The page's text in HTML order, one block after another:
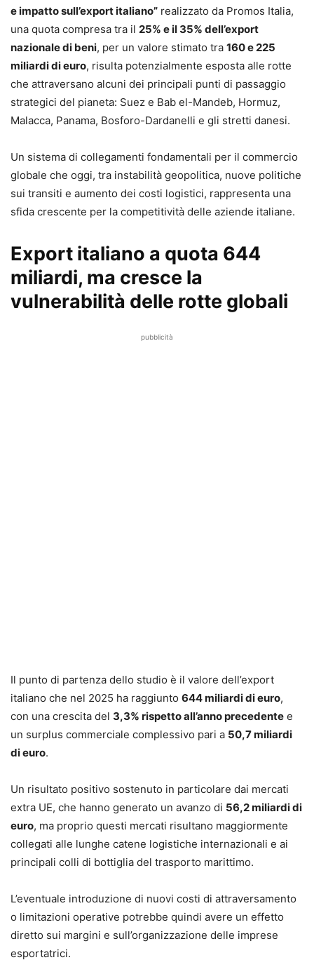
e impatto sull’export italiano” realizzato da Promos Italia,
una quota compresa tra il 25% e il 35% dell’export
nazionale di beni, per un valore stimato tra 160 e 225
miliardi di euro, risulta potenzialmente esposta alle rotte
che attraversano alcuni dei principali punti di passaggio
strategici del pianeta: Suez e Bab el-Mandeb, Hormuz,
Malacca, Panama, Bosforo-Dardanelli e gli stretti danesi.
Un sistema di collegamenti fondamentali per il commercio
globale che oggi, tra instabilità geopolitica, nuove politiche
sui transiti e aumento dei costi logistici, rappresenta una
sfida crescente per la competitività delle aziende italiane.
Export italiano a quota 644
miliardi, ma cresce la
vulnerabilità delle rotte globali
pubblicità
Il punto di partenza dello studio è il valore dell’export
italiano che nel 2025 ha raggiunto 644 miliardi di euro,
con una crescita del 3,3% rispetto all’anno precedente e
un surplus commerciale complessivo pari a 50,7 miliardi
di euro.
Un risultato positivo sostenuto in particolare dai mercati
extra UE, che hanno generato un avanzo di 56,2 miliardi di
euro, ma proprio questi mercati risultano maggiormente
collegati alle lunghe catene logistiche internazionali e ai
principali colli di bottiglia del trasporto marittimo.
L’eventuale introduzione di nuovi costi di attraversamento
o limitazioni operative potrebbe quindi avere un effetto
diretto sui margini e sull’organizzazione delle imprese
esportatrici.